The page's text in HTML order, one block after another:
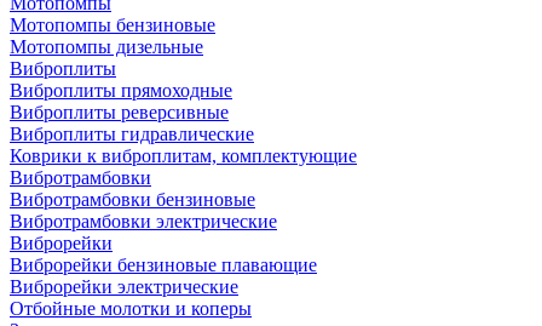
Мотопомпы бензиновые
Мотопомпы дизельные
Виброплиты
Виброплиты прямоходные
Виброплиты реверсивные
Виброплиты гидравлические
Коврики к виброплитам, комплектующие
Вибротрамбовки
Вибротрамбовки бензиновые
Вибротрамбовки электрические
Виброрейки
Виброрейки бензиновые плавающие
Виброрейки электрические
Отбойные молотки и коперы